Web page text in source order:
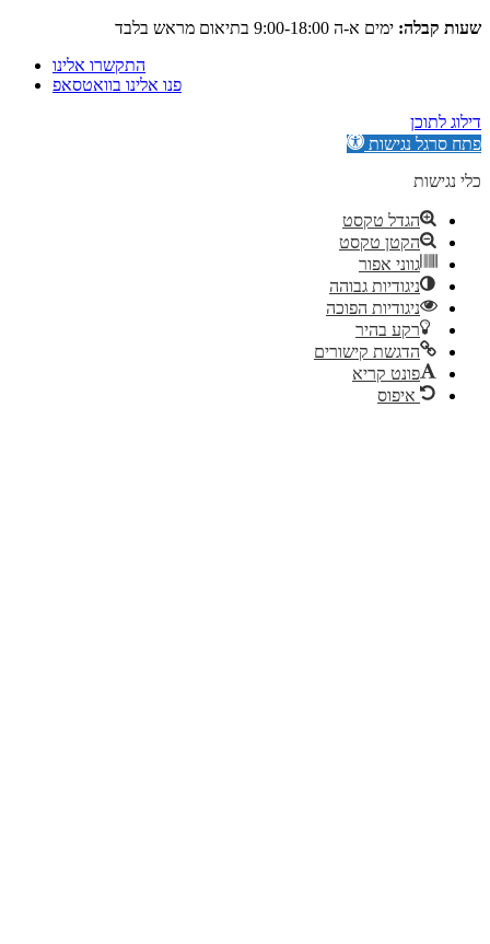
ימים א-ה 9:00-18:00 בתיאום מראש בלבד
התקשרו אלינו
פנו אלינו בוואטסאפ
טקסט
טקסט
אפור
גבוהה
הפוכה
בהיר
קישורים
קריא